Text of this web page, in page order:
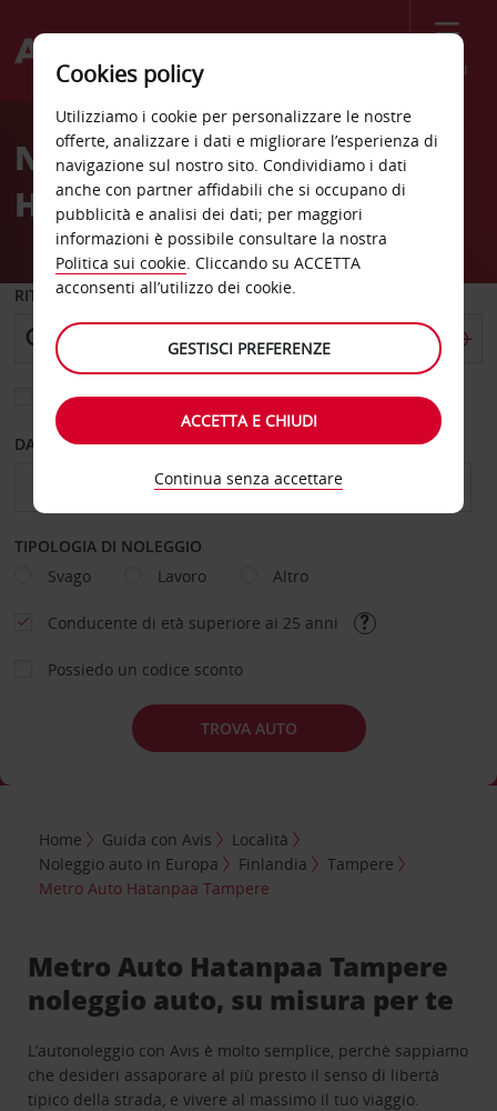
Menù
Welcome
AvisNoleggio auto Metro Auto
Hatanpaa Tampere
RITIRO DA
Scegli una località di riconsegna diversa
DAL GIORNO AL GIORNO
TIPOLOGIA DI NOLEGGIO
Svago
Lavoro Altro
Conducente di età superiore ai 25 anni
Possiedo un codice sconto
TROVA AUTO
Home Guida con Avis
Località
Noleggio auto in Europa
Finlandia
Tampere
Metro Auto Hatanpaa Tampere
Metro Auto Hatanpaa Tampere
noleggio auto, su misura per te
L’autonoleggio con Avis è molto semplice, perchè sappiamo
che desideri assaporare al più presto il senso di libertà
tipico della strada, e vivere al massimo il tuo viaggio.
Cookies policy
Utilizziamo i cookie per personalizzare le nostre
offerte, analizzare i dati e migliorare l’esperienza di
navigazione sul nostro sito. Condividiamo i dati
anche con partner affidabili che si occupano di
pubblicità e analisi dei dati; per maggiori
informazioni è possibile consultare la nostra
Politica sui cookie. Cliccando su ACCETTA
acconsenti all’utilizzo dei cookie.
GESTISCI PREFERENZE
ACCETTA E CHIUDI
Continua senza accettare